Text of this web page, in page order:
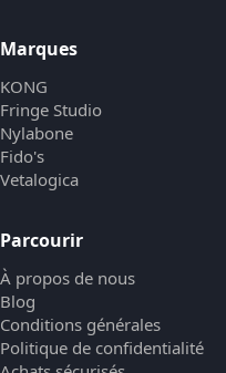
Marques
KONG
Fringe Studio
Nylabone
Fido's
Vetalogica
Parcourir
À propos de nous
Blog
Conditions générales
Politique de confidentialité